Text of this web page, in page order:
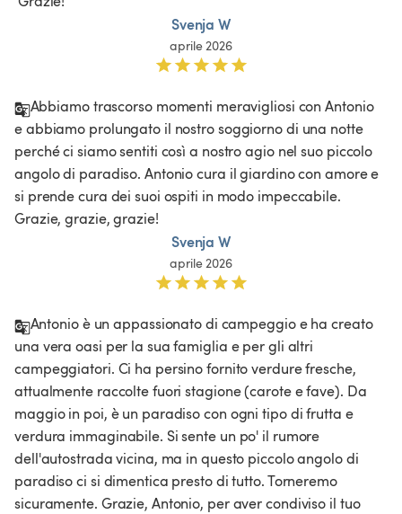
Svenja W
aprile 2026
Abbiamo trascorso momenti meravigliosi con Antonio
e abbiamo prolungato il nostro soggiorno di una notte
perché ci siamo sentiti così a nostro agio nel suo piccolo
angolo di paradiso. Antonio cura il giardino con amore e
si prende cura dei suoi ospiti in modo impeccabile.
Grazie, grazie, grazie!
Svenja W
aprile 2026
Antonio è un appassionato di campeggio e ha creato
una vera oasi per la sua famiglia e per gli altri
campeggiatori. Ci ha persino fornito verdure fresche,
attualmente raccolte fuori stagione (carote e fave). Da
maggio in poi, è un paradiso con ogni tipo di frutta e
verdura immaginabile. Si sente un po' il rumore
dell'autostrada vicina, ma in questo piccolo angolo di
paradiso ci si dimentica presto di tutto. Torneremo
sicuramente. Grazie, Antonio, per aver condiviso il tuo